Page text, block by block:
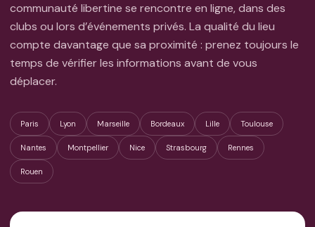
communauté libertine se rencontre en ligne, dans des
clubs ou lors d’événements privés. La qualité du lieu
compte davantage que sa proximité : prenez toujours le
temps de vérifier les informations avant de vous
déplacer.
Paris Lyon Marseille Bordeaux Lille Toulouse
Nantes Montpellier Nice Strasbourg Rennes
Rouen